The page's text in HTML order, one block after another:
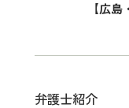
【広
弁護士紹介